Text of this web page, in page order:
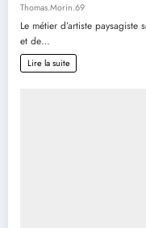
Thomas.Morin.69
Le métier d’artiste
et de…
Lire la suite